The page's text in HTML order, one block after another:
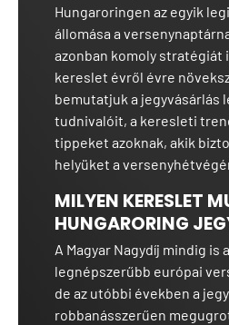
Hungaroringen az egyik
állomása a
azonban komoly stratégiát
kereslet évről évre
bemutatjuk a jegyvásárlás
tudnivalóit, a keresleti
tippeket azoknak, akik
helyüket a
MILYEN KERESLET
HUNGARORING
A Magyar Nagydíj mindig is
legnépszerűbb európai
de az utóbbi években a
robbanásszerűen